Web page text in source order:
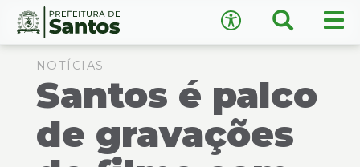
Ir
conteúdo
Busca
Acessibilidade ×
− A+
Conteúdo
NOTÍCIAS
Santos é palco
de gravações